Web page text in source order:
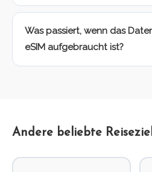
Was passiert, wenn das
eSIM aufgebraucht ist?
Andere beliebte